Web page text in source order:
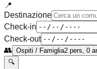
📍
Destinazione
Check-in
Check-out
👥 Ospiti / Famiglia2 pers, 0
🔍